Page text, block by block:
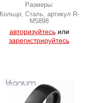
Размеры:
Кольцо, Сталь, артикул R-
M5898
авторизуйтесьили
зарегистрируйтесь